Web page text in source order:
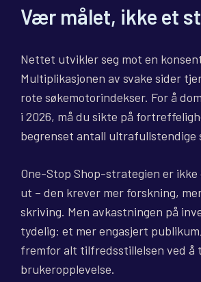
Vær målet, ikke et
Nettet utvikler seg mot en
Multiplikasjonen av svake sider
rote søkemotorindekser. For å
i 2026, må du sikte på
begrenset antall ultrafullstendige
One-Stop Shop-strategien er ikke
ut – den krever mer forskning,
skriving. Men avkastningen på
tydelig: et mer engasjert
fremfor alt tilfredsstillelsen ved å
brukeropplevelse.